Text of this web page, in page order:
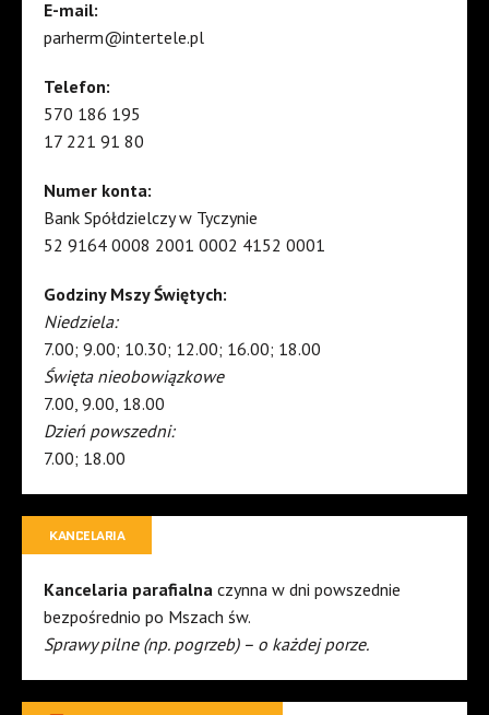
E-mail:
parherm@intertele.pl
Telefon:
570 186 195
17 221 91 80
Numer konta:
Bank Spółdzielczy w Tyczynie
52 9164 0008 2001 0002 4152 0001
Godziny Mszy Świętych:
Niedziela:
7.00; 9.00; 10.30; 12.00; 16.00; 18.00
Święta nieobowiązkowe
7.00, 9.00, 18.00
Dzień powszedni:
7.00; 18.00
KANCELARIA
Kancelaria parafialna czynna w dni powszednie
bezpośrednio po Mszach św.
Sprawy pilne (np. pogrzeb) – o każdej porze.